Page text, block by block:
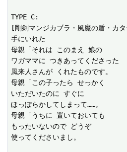
TYPE C:
[剛剣マンジカブラ・風魔の盾・カ
手にいれた
母親「それは このまえ 娘の
ワガママに つきあってくださった
風来人さんが くれたものです。
母親「この子ったら せっかく
いただいたのに すぐに
ほっぽらかしてしまって……。
母親「うちに 置いておいても
もったいないので どうぞ
使ってくださいまし。